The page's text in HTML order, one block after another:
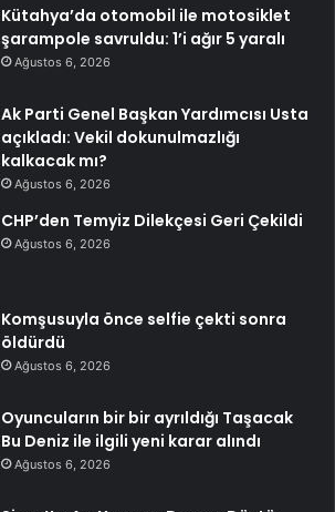
Kütahya’da otomobil ile motosiklet
şarampole savruldu: 1’i ağır 5 yaralı
Ağustos 6, 2026
Ak Parti Genel Başkan Yardımcısı Usta
açıkladı: Vekil dokunulmazlığı
kalkacak mı?
Ağustos 6, 2026
CHP’den Temyiz Dilekçesi Geri Çekildi
Ağustos 6, 2026
Komşusuyla önce selfie çekti sonra
öldürdü
Ağustos 6, 2026
Oyuncuların bir bir ayrıldığı Taşacak
Bu Deniz ile ilgili yeni karar alındı
Ağustos 6, 2026